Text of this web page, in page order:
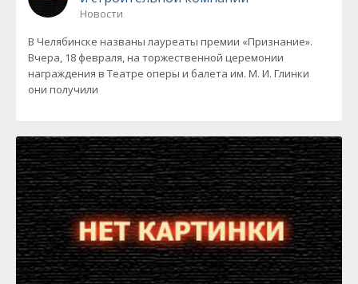
Новости
В Челябинске названы лауреаты премии «Признание».
Вчера, 18 февраля, на торжественной церемонии
награждения в Театре оперы и балета им. М. И. Глинки
они получили